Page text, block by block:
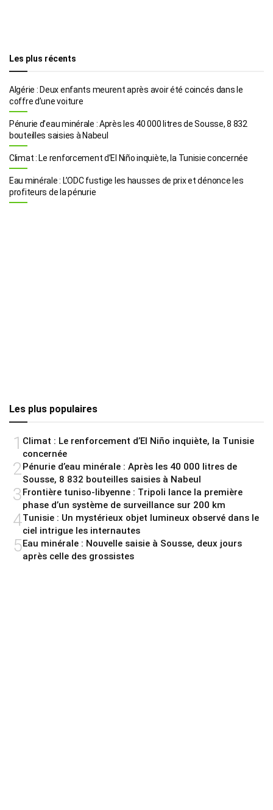
Les plus récents
Algérie : Deux enfants meurent après avoir été coincés dans le
coffre d’une voiture
Pénurie d’eau minérale : Après les 40 000 litres de Sousse, 8 832
bouteilles saisies à Nabeul
Climat : Le renforcement d’El Niño inquiète, la Tunisie concernée
Eau minérale : L’ODC fustige les hausses de prix et dénonce les
profiteurs de la pénurie
Les plus populaires
1 Climat : Le renforcement d’El Niño inquiète, la Tunisie
concernée
2 Pénurie d’eau minérale : Après les 40 000 litres de
Sousse, 8 832 bouteilles saisies à Nabeul
3Frontière tuniso-libyenne : Tripoli lance la première
phase d’un système de surveillance sur 200 km
4Tunisie : Un mystérieux objet lumineux observé dans le
ciel intrigue les internautes
5Eau minérale : Nouvelle saisie à Sousse, deux jours
après celle des grossistes